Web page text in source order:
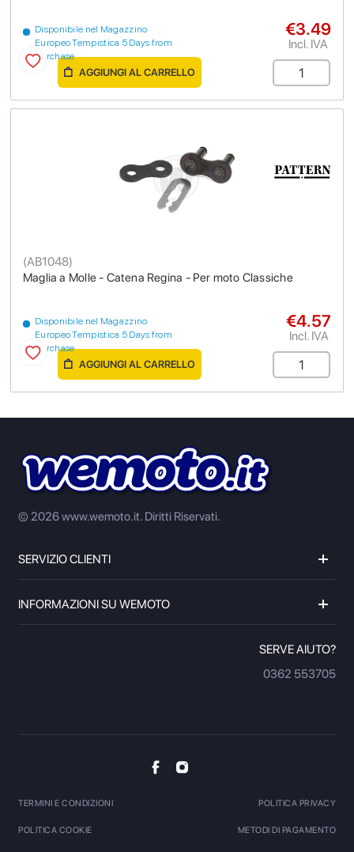
Disponibile nel Magazzino
Europeo Tempistica 5 Days from
purchase
€3.49
Incl. IVA
AGGIUNGI AL CARRELLO
Maglia a Molle - Catena Regina - Per moto Classiche
(AB1048)
Disponibile nel Magazzino
Europeo Tempistica 5 Days from
purchase
€4.57
Incl. IVA
AGGIUNGI AL CARRELLO
© 2026 www.wemoto.it. Diritti Riservati.
SERVIZIO CLIENTI
INFORMAZIONI SU WEMOTO
SERVE AIUTO?
0362 553705
TERMINI E CONDIZIONI POLITICA PRIVACY
POLITICA COOKIE METODI DI PAGAMENTO